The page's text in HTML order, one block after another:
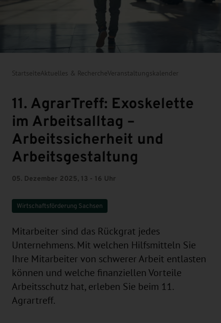
StartseiteAktuelles & RechercheVeranstaltungskalender
11. AgrarTreff: Exoskelette
im Arbeitsalltag –
Arbeitssicherheit und
Arbeitsgestaltung
05. Dezember 2025, 13 - 16 Uhr
Wirtschaftsförderung Sachsen
Mitarbeiter sind das Rückgrat jedes
Unternehmens. Mit welchen Hilfsmitteln Sie
Ihre Mitarbeiter von schwerer Arbeit entlasten
können und welche finanziellen Vorteile
Arbeitsschutz hat, erleben Sie beim 11.
Agrartreff.